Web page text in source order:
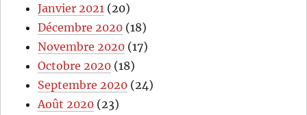
Janvier 2021 (20)
Décembre 2020 (18)
Novembre 2020 (17)
Octobre 2020 (18)
Septembre 2020 (24)
Août 2020 (23)